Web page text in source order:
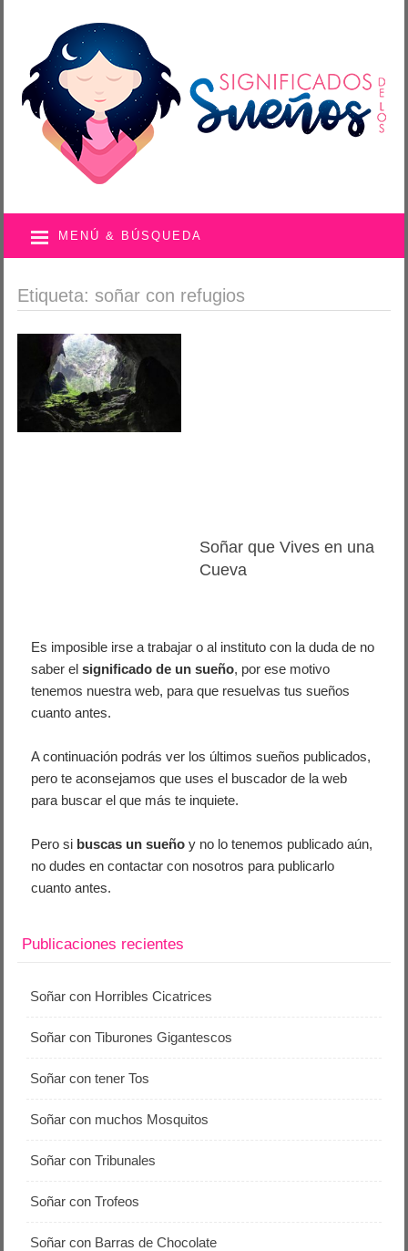
MENÚ & BÚSQUEDA
Etiqueta: soñar con refugios
Soñar que Vives en una
Cueva
Es imposible irse a trabajar o al instituto con la duda de no
saber elsignificado de un sueño, por ese motivo
tenemos nuestra web, para que resuelvas tus sueños
cuanto antes.
A continuación podrás ver los últimos sueños publicados,
pero te aconsejamos que uses el buscador de la web
para buscar el que más te inquiete.
Pero si buscas un sueño y no lo tenemos publicado aún,
no dudes en contactar con nosotros para publicarlo
cuanto antes.
Publicaciones recientes
Soñar con Horribles Cicatrices
Soñar con Tiburones Gigantescos
Soñar con tener Tos
Soñar con muchos Mosquitos
Soñar con Tribunales
Soñar con Trofeos
Soñar con Barras de Chocolate